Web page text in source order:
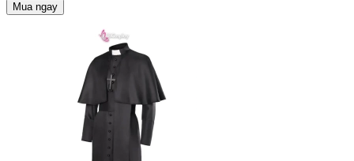
Mua ngay